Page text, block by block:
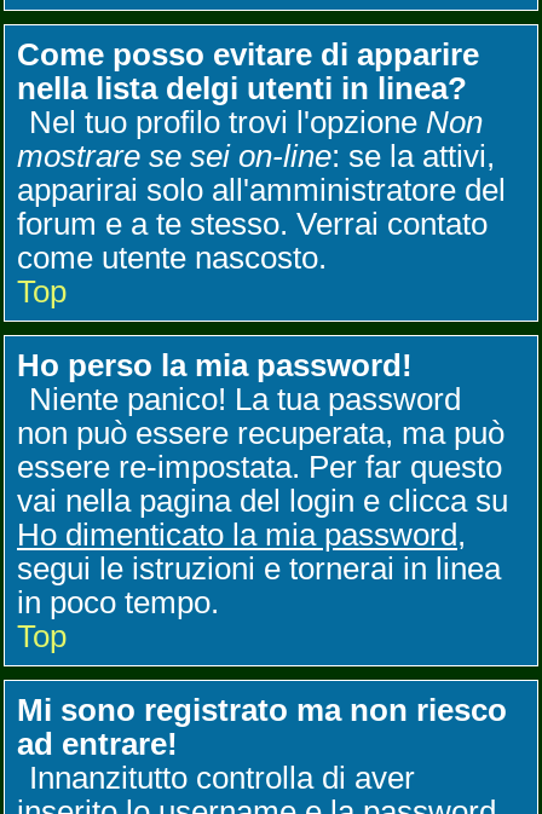
Come posso evitare di apparire
nella lista delgi utenti in linea?
Nel tuo profilo trovi l'opzione Non
mostrare se sei on-line: se la attivi,
apparirai solo all'amministratore del
forum e a te stesso. Verrai contato
come utente nascosto.
Top
Ho perso la mia password!
Niente panico! La tua password
non può essere recuperata, ma può
essere re-impostata. Per far questo
vai nella pagina del login e clicca su
Ho dimenticato la mia password,
segui le istruzioni e tornerai in linea
in poco tempo.
Top
Mi sono registrato ma non riesco
ad entrare!
Innanzitutto controlla di aver